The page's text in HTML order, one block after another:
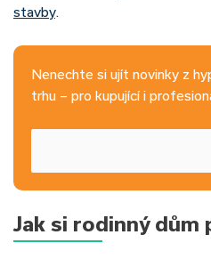
stavby.
Nenechte si ujít novinky z
trhu – pro kupující i
Jak si rodinný dům